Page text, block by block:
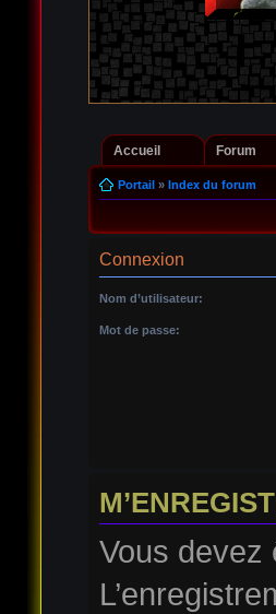
Accueil Forum
Portail» Index du forum
Connexion
Nom d’utilisateur:
Mot de passe:
Vous devez